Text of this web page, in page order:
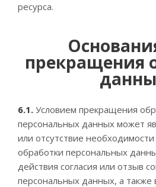
ресурса.
прекращения
6.1. Условием прекращения
персональных данных может
или отсутствие
обработки персональных
действия согласия или отзыв
персональных данных, а также